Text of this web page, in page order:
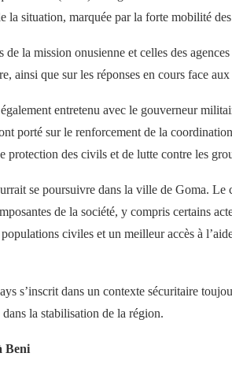
la situation, marquée par la forte mobilité
de la mission onusienne et celles des
ainsi que sur les réponses en cours face
entretenu avec le gouverneur
porté sur le renforcement de la
des civils et de lutte contre les
se poursuivre dans la ville de Goma. Le
de la société, y compris certains
civiles et un meilleur accès à
s’inscrit dans un contexte sécuritaire
la stabilisation de la région.
Beni